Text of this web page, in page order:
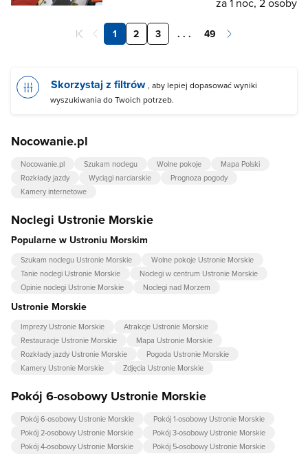
1 2 3 . . . 49
Skorzystaj z filtrów , aby lepiej dopasować wyniki
wyszukiwania do Twoich potrzeb.
Nocowanie.pl
Nocowanie.pl Szukam noclegu Wolne pokoje
Mapa Polski
Rozkłady jazdy
Wyciągi narciarskie
Prognoza pogody
Kamery internetowe
Noclegi Ustronie Morskie
Popularne w Ustroniu Morskim
Szukam noclegu Ustronie Morskie
Wolne pokoje Ustronie Morskie
Tanie noclegi Ustronie Morskie
Noclegi w centrum Ustronie Morskie
Opinie noclegi Ustronie Morskie
Noclegi nad Morzem
Ustronie Morskie
Imprezy Ustronie Morskie
Atrakcje Ustronie Morskie
Restauracje Ustronie Morskie
Mapa Ustronie Morskie
Rozkłady jazdy Ustronie Morskie
Pogoda Ustronie Morskie
Kamery Ustronie Morskie
Zdjęcia Ustronie Morskie
Pokój 6-osobowy Ustronie Morskie
Pokój 6-osobowy Ustronie Morskie
Pokój 1-osobowy Ustronie Morskie
Pokój 2-osobowy Ustronie Morskie
Pokój 3-osobowy Ustronie Morskie
Pokój 4-osobowy Ustronie Morskie
Pokój 5-osobowy Ustronie Morskie